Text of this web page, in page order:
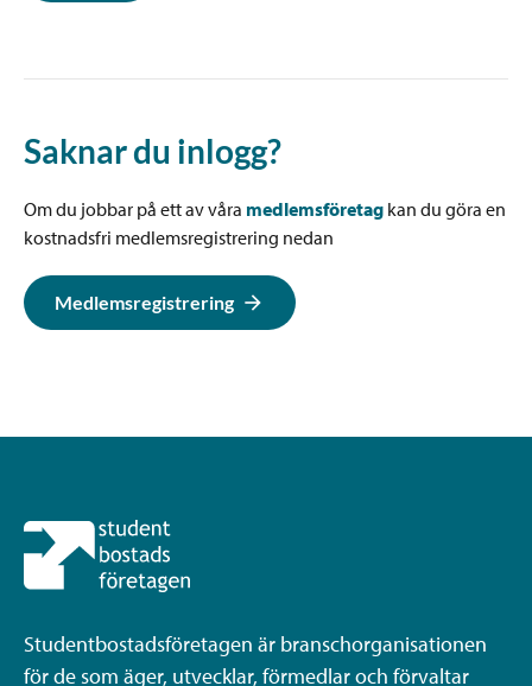
Saknar du inlogg?
Om du jobbar på ett av våra medlemsföretag kan du göra en
kostnadsfri medlemsregistrering nedan
Medlemsregistrering
Studentbostadsföretagen är branschorganisationen
för de som äger, utvecklar, förmedlar och förvaltar